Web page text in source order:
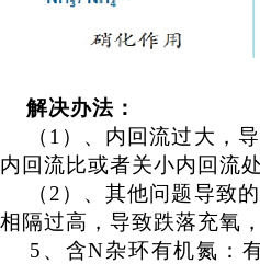
解决办法：
（ 1 ） 、内回流过大，
内回流比或者关小内回流
（ 2 ） 、其他问题导致的
相隔过高，导致跌落充氧
5、含N杂环有机氮 ：